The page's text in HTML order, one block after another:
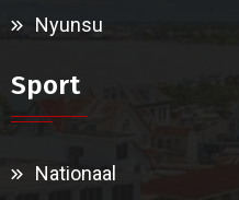
Nyunsu
Sport
Nationaal